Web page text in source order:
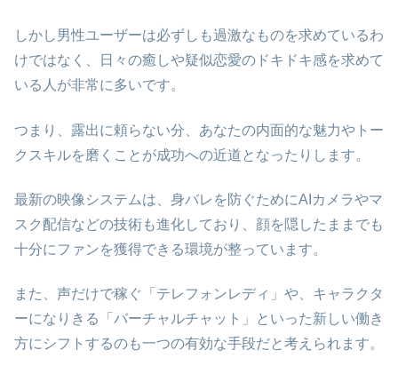
しかし男性ユーザーは必ずしも過激なものを求めているわ
けではなく、日々の癒しや疑似恋愛のドキドキ感を求めて
いる人が非常に多いです。
つまり、露出に頼らない分、あなたの内面的な魅力やトー
クスキルを磨くことが成功への近道となったりします。
最新の映像システムは、身バレを防ぐためにAIカメラやマ
スク配信などの技術も進化しており、顔を隠したままでも
十分にファンを獲得できる環境が整っています。
また、声だけで稼ぐ「テレフォンレディ」や、キャラクタ
ーになりきる「バーチャルチャット」といった新しい働き
方にシフトするのも一つの有効な手段だと考えられます。